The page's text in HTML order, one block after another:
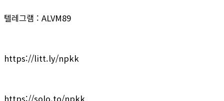
텔레그램 : ALVM89
https://litt.ly/npkk
https://solo.to/npkk